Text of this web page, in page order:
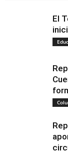
El